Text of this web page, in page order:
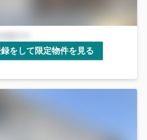
をして限定物件を見る